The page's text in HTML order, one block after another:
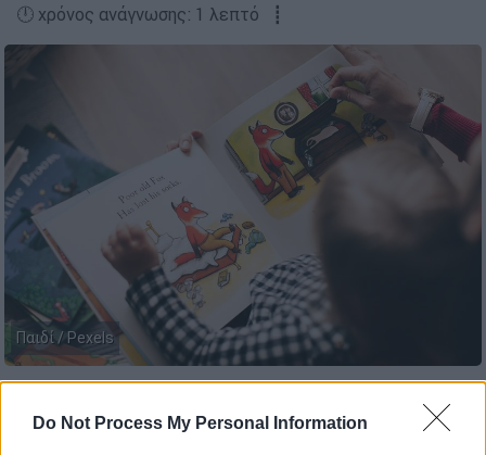
Do Not Process My Personal Information
🕛 χρόνος ανάγνωσης: 1 λεπτό ┋
Παιδί / Pexels
Προσθέστε το ΕΘΝΟΣ στη Google